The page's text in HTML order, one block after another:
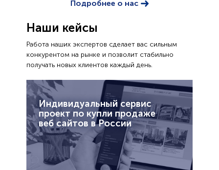
Подробнее о нас
Наши кейсы
Работа наших экспертов сделает вас сильным
конкурентом на рынке и позволит стабильно
получать новых клиентов каждый день.
Индивидуальный сервис
проект по купли продаже
веб сайтов в России